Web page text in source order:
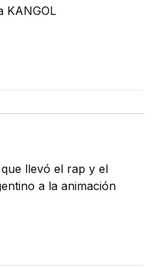
KANGOL
llevó el rap y el
a la animación